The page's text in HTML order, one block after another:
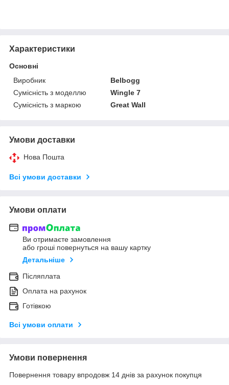
Характеристики
Основні
Виробник
Belbogg
Сумісність з моделлю
Wingle 7
Сумісність з маркою
Great Wall
Умови доставки
Нова Пошта
Всі умови доставки
Умови оплати
Ви отримаєте замовлення
або гроші повернуться на вашу картку
Детальніше
Післяплата
Оплата на рахунок
Готівкою
Всі умови оплати
Умови повернення
Повернення товару впродовж 14 днів за рахунок покупця